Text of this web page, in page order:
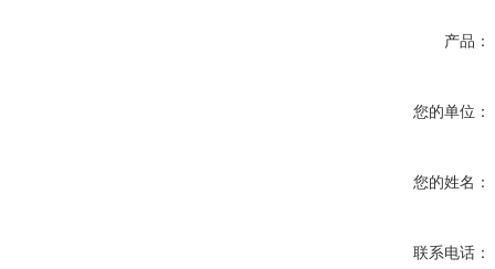
产品：
您的单位：
您的姓名：
联系电话：